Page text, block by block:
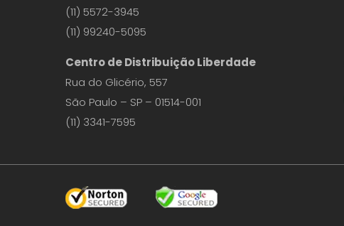
(11) 5572-3945
(11) 99240-5095
Centro de Distribuição Liberdade
Rua do Glicério, 557
São Paulo – SP – 01514-001
(11) 3341-7595